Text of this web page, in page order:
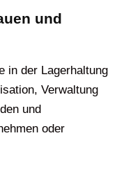
und
in der Lagerhaltung
Verwaltung
und
oder